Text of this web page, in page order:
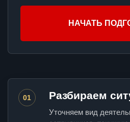
НАЧАТЬ
01 Разбираем
Уточняем вид